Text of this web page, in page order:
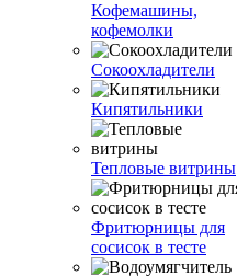
Кофемашины,
кофемолки
Сокоохладители
Кипятильники
Тепловые витрины
Фритюрницы для
сосисок в тесте